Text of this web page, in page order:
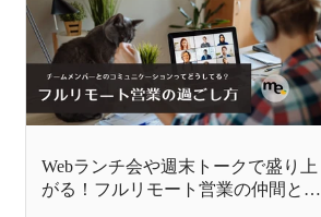
Webランチ会や週末トークで盛り上
がる！フルリモート営業の仲間との